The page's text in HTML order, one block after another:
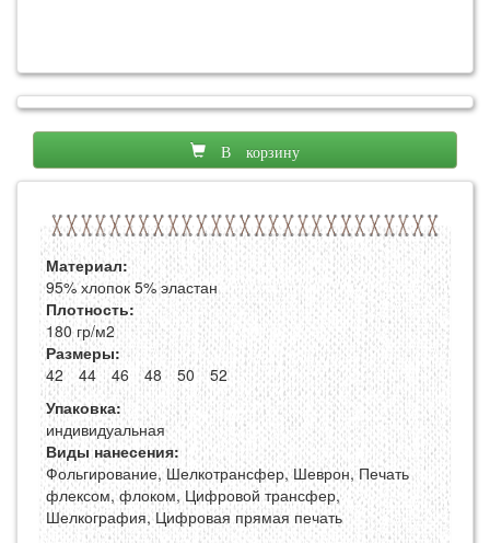
В корзину
Материал:
95% хлопок 5% эластан
Плотность:
180 гр/м2
Размеры:
42
44 46 48 50
52
Упаковка:
индивидуальная
Виды нанесения:
Фольгирование, Шелкотрансфер, Шеврон, Печать
флексом, флоком, Цифровой трансфер,
Шелкография, Цифровая прямая печать